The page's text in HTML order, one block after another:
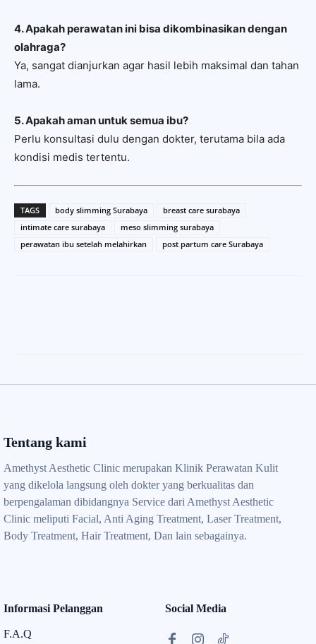
4. Apakah perawatan ini bisa dikombinasikan dengan
olahraga?
Ya, sangat dianjurkan agar hasil lebih maksimal dan tahan
lama.
5. Apakah aman untuk semua ibu?
Perlu konsultasi dulu dengan dokter, terutama bila ada
kondisi medis tertentu.
TAGS body slimming Surabaya
breast care surabaya
intimate care surabaya
meso slimming surabaya
perawatan ibu setelah melahirkan
post partum care Surabaya
Tentang kami
Amethyst Aesthetic Clinic merupakan Klinik Perawatan Kulit
yang dikelola langsung oleh dokter yang berkualitas dan
berpengalaman dibidangnya Service dari Amethyst Aesthetic
Clinic meliputi Facial, Anti Aging Treatment, Laser Treatment,
Body Treatment, Hair Treatment, Dan lain sebagainya.
Informasi Pelanggan
F.A.Q
Social Media